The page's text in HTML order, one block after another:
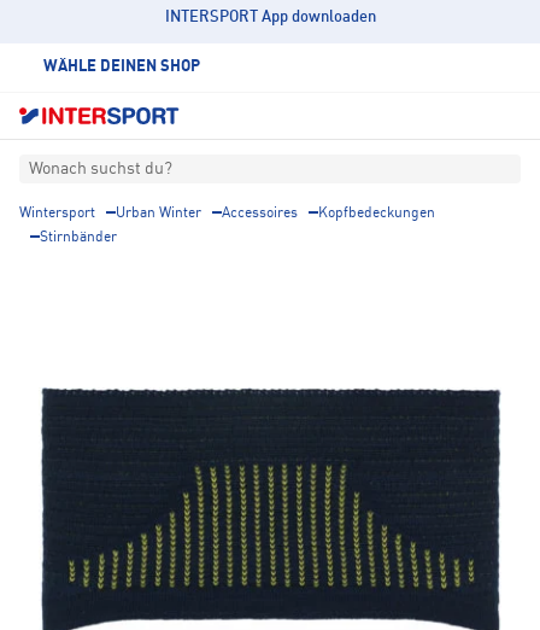
INTERSPORT App downloaden
WÄHLE DEINEN SHOP
Wonach suchst du?
Wintersport Urban Winter Accessoires
Kopfbedeckungen
Stirnbänder